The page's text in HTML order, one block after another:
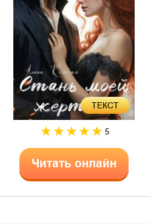
ТЕКСТ
5
Читать онлайн